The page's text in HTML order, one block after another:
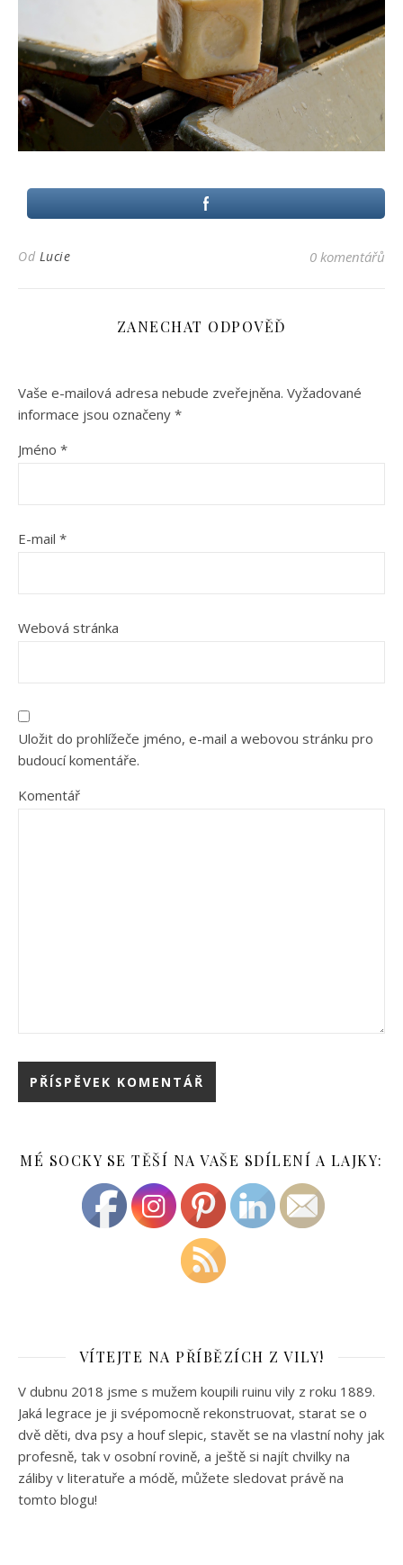
Od Lucie 0 komentářů
ZANECHAT ODPOVĚĎ
Vaše e-mailová adresa nebude zveřejněna. Vyžadované
informace jsou označeny *
Jméno *
E-mail *
Webová stránka
Uložit do prohlížeče jméno, e-mail a webovou stránku pro
budoucí komentáře.
Komentář
MÉ SOCKY SE TĚŠÍ NA VAŠE SDÍLENÍ A LAJKY:
VÍTEJTE NA PŘÍBĚZÍCH Z VILY!
V dubnu 2018 jsme s mužem koupili ruinu vily z roku 1889.
Jaká legrace je ji svépomocně rekonstruovat, starat se o
dvě děti, dva psy a houf slepic, stavět se na vlastní nohy jak
profesně, tak v osobní rovině, a ještě si najít chvilky na
záliby v literatuře a módě, můžete sledovat právě na
tomto blogu!